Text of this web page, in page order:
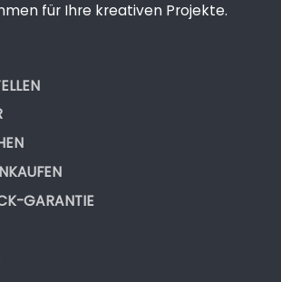
für Ihre kreativen Projekte.
GARANTIE